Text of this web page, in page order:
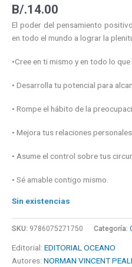
B/.14.00
El poder del pensamiento
en todo el mundo a lograr la
•Cree en ti mismo y en todo lo que
• Desarrolla tu potencial para
• Rompe el hábito de la
• Mejora tus relaciones
• Asume el control sobre tus
• Sé amable contigo mismo.
Sin existencias
SKU: 9786075271750 Categoría:
Editorial: EDITORIAL OCEANO
Autores: NORMAN VINCENT